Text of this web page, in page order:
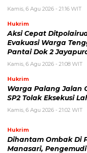
Kamis, 6 Agu 2026 - 21:16 WIT
Hukrim
Aksi Cepat
Evakuasi Warga
Pantai Dok 2
Kamis, 6 Agu 2026 - 21:08 WIT
Hukrim
Warga Palang Jalan
SP2 Tolak Eksekusi
Kamis, 6 Agu 2026 - 21:02 WIT
Hukrim
Dihantam Ombak Di
Manasari,